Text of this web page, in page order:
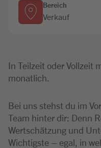
Bereich
Verkauf
In Teilzeit oder Vollzeit
monatlich.
Bei uns stehst du im
Team hinter dir: Denn
Wertschätzung und
Wichtigste – egal, in